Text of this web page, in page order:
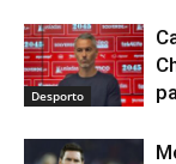
Desporto